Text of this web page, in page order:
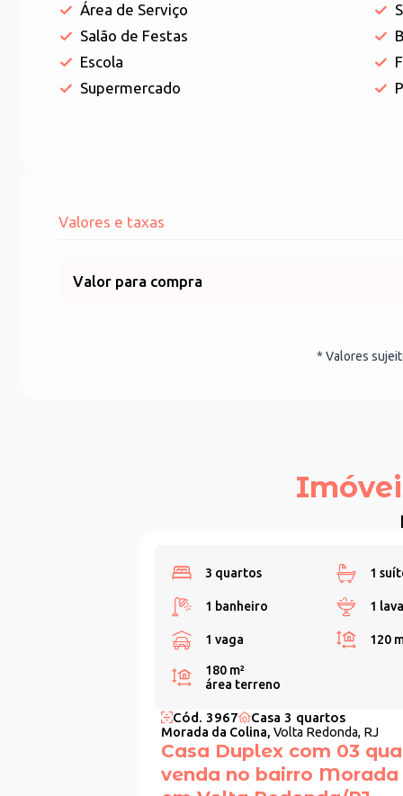
Área de Serviço
Salão de Festas
Escola
Supermercado
Valores e taxas
Valor para compra
* Valores
3 quartos 1
1 banheiro 1
1 vaga 120
180 m²
área terreno
Cód. 3967 Casa 3 quartos
Morada da Colina, Volta Redonda, RJ
Casa Duplex com 03
venda no bairro Morada